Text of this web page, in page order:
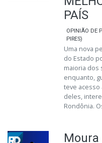
PAÍS
OPINIÃO DE
PIRES)
Uma nova
do Estado
maioria dos
enquanto,
teve acesso
deles,
Rondônia.
Moura